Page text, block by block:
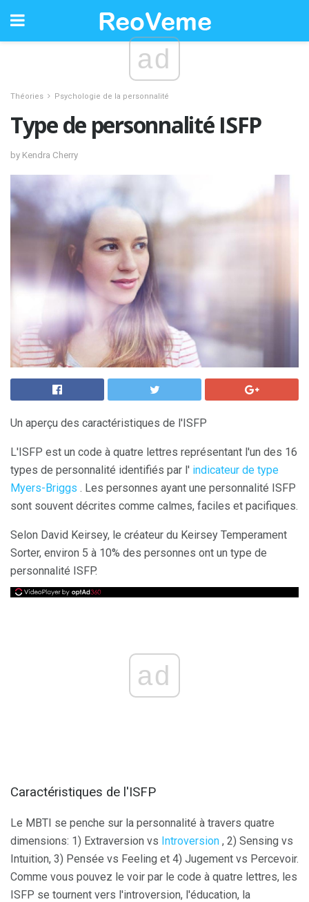
ad
Théories Psychologie de la personnalité
Type de personnalité ISFP
by Kendra Cherry
Un aperçu des caractéristiques de l'ISFP
L'ISFP est un code à quatre lettres représentant l'un des 16
types de personnalité identifiés par l' indicateur de type
Myers-Briggs . Les personnes ayant une personnalité ISFP
sont souvent décrites comme calmes, faciles et pacifiques.
Selon David Keirsey, le créateur du Keirsey Temperament
Sorter, environ 5 à 10% des personnes ont un type de
personnalité ISFP.
ad
Caractéristiques de l'ISFP
Le MBTI se penche sur la personnalité à travers quatre
dimensions: 1) Extraversion vs Introversion , 2) Sensing vs
Intuition, 3) Pensée vs Feeling et 4) Jugement vs Percevoir.
Comme vous pouvez le voir par le code à quatre lettres, les
ISFP se tournent vers l'introversion, l'éducation, la